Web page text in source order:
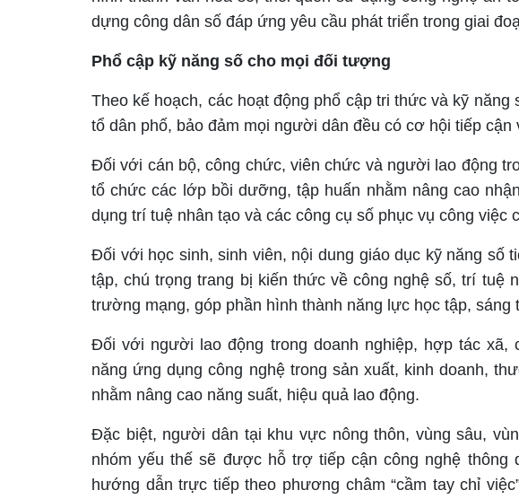
dựng công dân số đáp ứng yêu cầu phát triển trong giai
Phổ cập kỹ năng số cho mọi đối tượng
Theo kế hoạch, các hoạt động phổ cập tri thức và kỹ
tổ dân phố, bảo đảm mọi người dân đều có cơ hội tiếp cận
Đối với cán bộ, công chức, viên chức và người lao động
tổ chức các lớp bồi dưỡng, tập huấn nhằm nâng cao
dụng trí tuệ nhân tạo và các công cụ số phục vụ công việc
Đối với học sinh, sinh viên, nội dung giáo dục kỹ năng số
tập, chú trọng trang bị kiến thức về công nghệ số, trí tuệ
trường mạng, góp phần hình thành năng lực học tập, sáng
Đối với người lao động trong doanh nghiệp, hợp tác
năng ứng dụng công nghệ trong sản xuất, kinh doanh,
nhằm nâng cao năng suất, hiệu quả lao động.
Đặc biệt, người dân tại khu vực nông thôn, vùng sâu,
nhóm yếu thế sẽ được hỗ trợ tiếp cận công nghệ thông
hướng dẫn trực tiếp theo phương châm “cầm tay chỉ